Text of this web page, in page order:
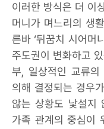
이러한 방식은 더 이
머니가 며느리의 생
른바 ‘뒤꿈치 시어머
주도권이 변화하고
부, 일상적인 교류의
의해 결정되는 경우
않는 상황도 낯설지
가족 관계의 중심이